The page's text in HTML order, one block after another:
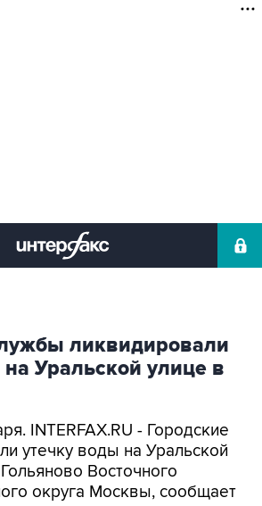
ликвидировали
Уральской улице в
INTERFAX.RU - Городские
утечку воды на Уральской
Восточного
округа Москвы, сообщает